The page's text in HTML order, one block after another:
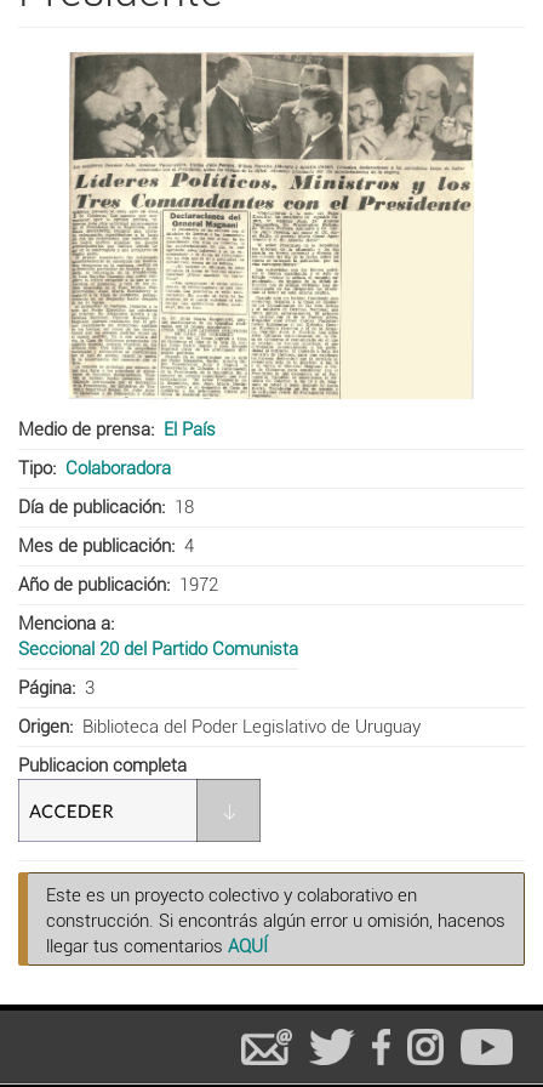
Medio de prensa
El País
Tipo
Colaboradora
Día de publicación
18
Mes de publicación
4
Año de publicación
1972
Menciona a
Seccional 20 del Partido Comunista
Página
3
Origen
Biblioteca del Poder Legislativo de Uruguay
Publicacion completa
Este es un proyecto colectivo y colaborativo en
construcción. Si encontrás algún error u omisión, hacenos
llegar tus comentarios AQUÍ